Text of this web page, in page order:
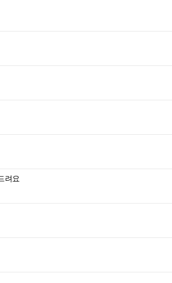
려요